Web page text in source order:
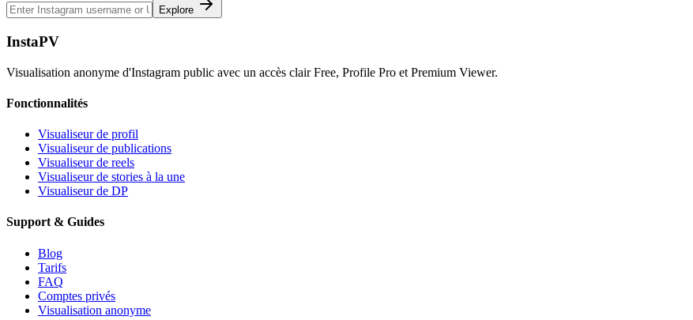
Explore
InstaPV
Visualisation anonyme d'Instagram public avec un accès clair Free, Profile Pro et Premium Viewer.
Fonctionnalités
Visualiseur de profil
Visualiseur de publications
Visualiseur de reels
Visualiseur de stories à la une
Visualiseur de DP
Support & Guides
Blog
Tarifs
FAQ
Comptes privés
Visualisation anonyme